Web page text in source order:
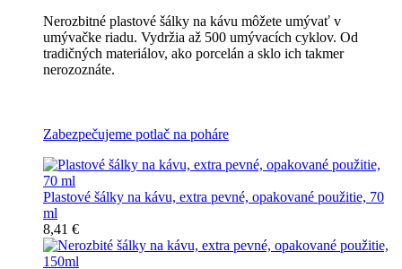
Nerozbitné plastové šálky na kávu môžete umývať v
umývačke riadu. Vydržia až 500 umývacích cyklov. Od
tradičných materiálov, ako porcelán a sklo ich takmer
nerozoznáte.
Zabezpečujeme potlač na poháre
Plastové šálky na kávu, extra pevné, opakované použitie, 70
ml
8,41 €